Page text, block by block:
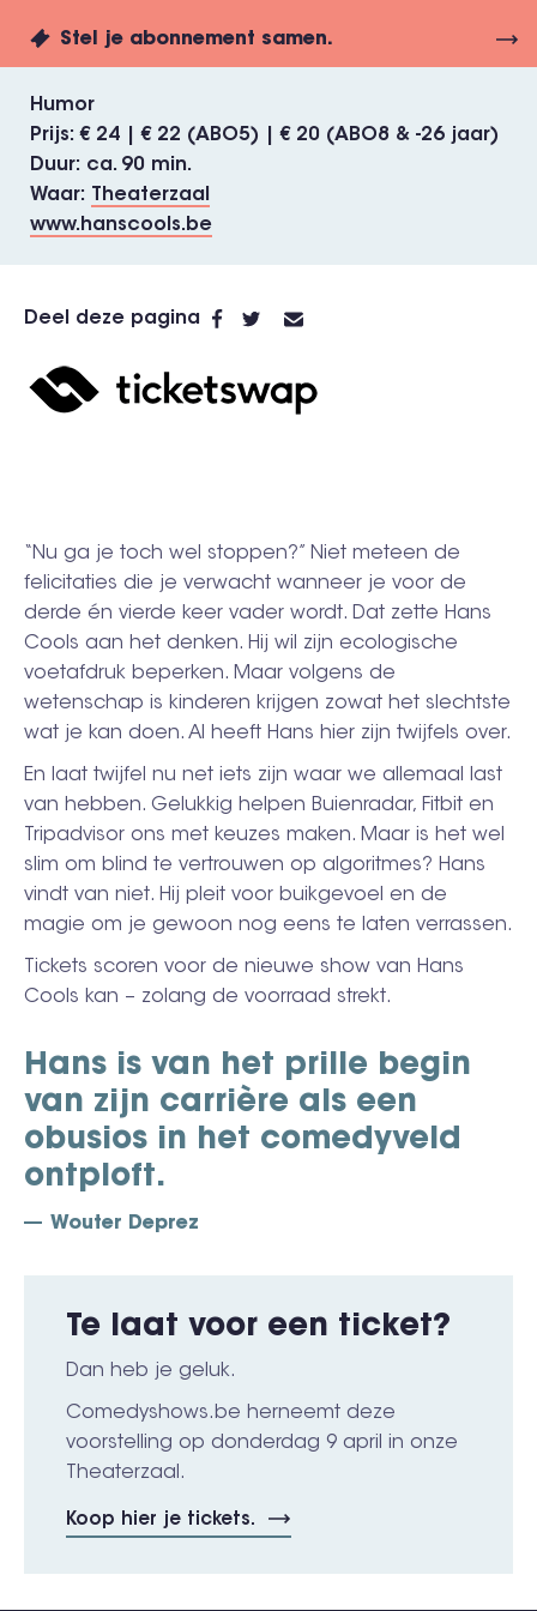
Stel je abonnement samen.
Humor
Prijs
€ 24 | € 22 (ABO5) | € 20 (ABO8 & -26 jaar)
Duur
ca. 90 min.
Waar
Theaterzaal
www.hanscools.be
Deel deze pagina
“Nu ga je toch wel stoppen?” Niet meteen de
felicitaties die je verwacht wanneer je voor de
derde én vierde keer vader wordt. Dat zette Hans
Cools aan het denken. Hij wil zijn ecologische
voetafdruk beperken. Maar volgens de
wetenschap is kinderen krijgen zowat het slechtste
wat je kan doen. Al heeft Hans hier zijn twijfels over.
En laat twijfel nu net iets zijn waar we allemaal last
van hebben. Gelukkig helpen Buienradar, Fitbit en
Tripadvisor ons met keuzes maken. Maar is het wel
slim om blind te vertrouwen op algoritmes? Hans
vindt van niet. Hij pleit voor buikgevoel en de
magie om je gewoon nog eens te laten verrassen.
Tickets scoren voor de nieuwe show van Hans
Cools kan – zolang de voorraad strekt.
Hans is van het prille begin
van zijn carrière als een
obusios in het comedyveld
ontploft.
Wouter Deprez
Te laat voor een ticket?
Dan heb je geluk.
Comedyshows.be herneemt deze
voorstelling op donderdag 9 april in onze
Theaterzaal.
Koop hier je tickets.